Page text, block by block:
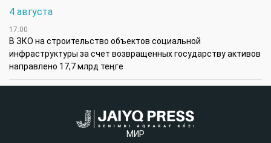
4 августа
17:00
В ЗКО на строительство объектов социальной
инфраструктуры за счет возвращенных государству активов
направлено 17,7 млрд теңге
МИР